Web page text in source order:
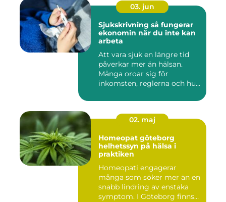
03. jun
Sjukskrivning så fungerar
ekonomin när du inte kan
arbeta
Att vara sjuk en längre tid
påverkar mer än hälsan.
Många oroar sig för
inkomsten, reglerna och hur
02. maj
Homeopat göteborg
helhetssyn på hälsa i
praktiken
Homeopati engagerar
många som söker mer än en
snabb lindring av enstaka
symptom. I Göteborg finns